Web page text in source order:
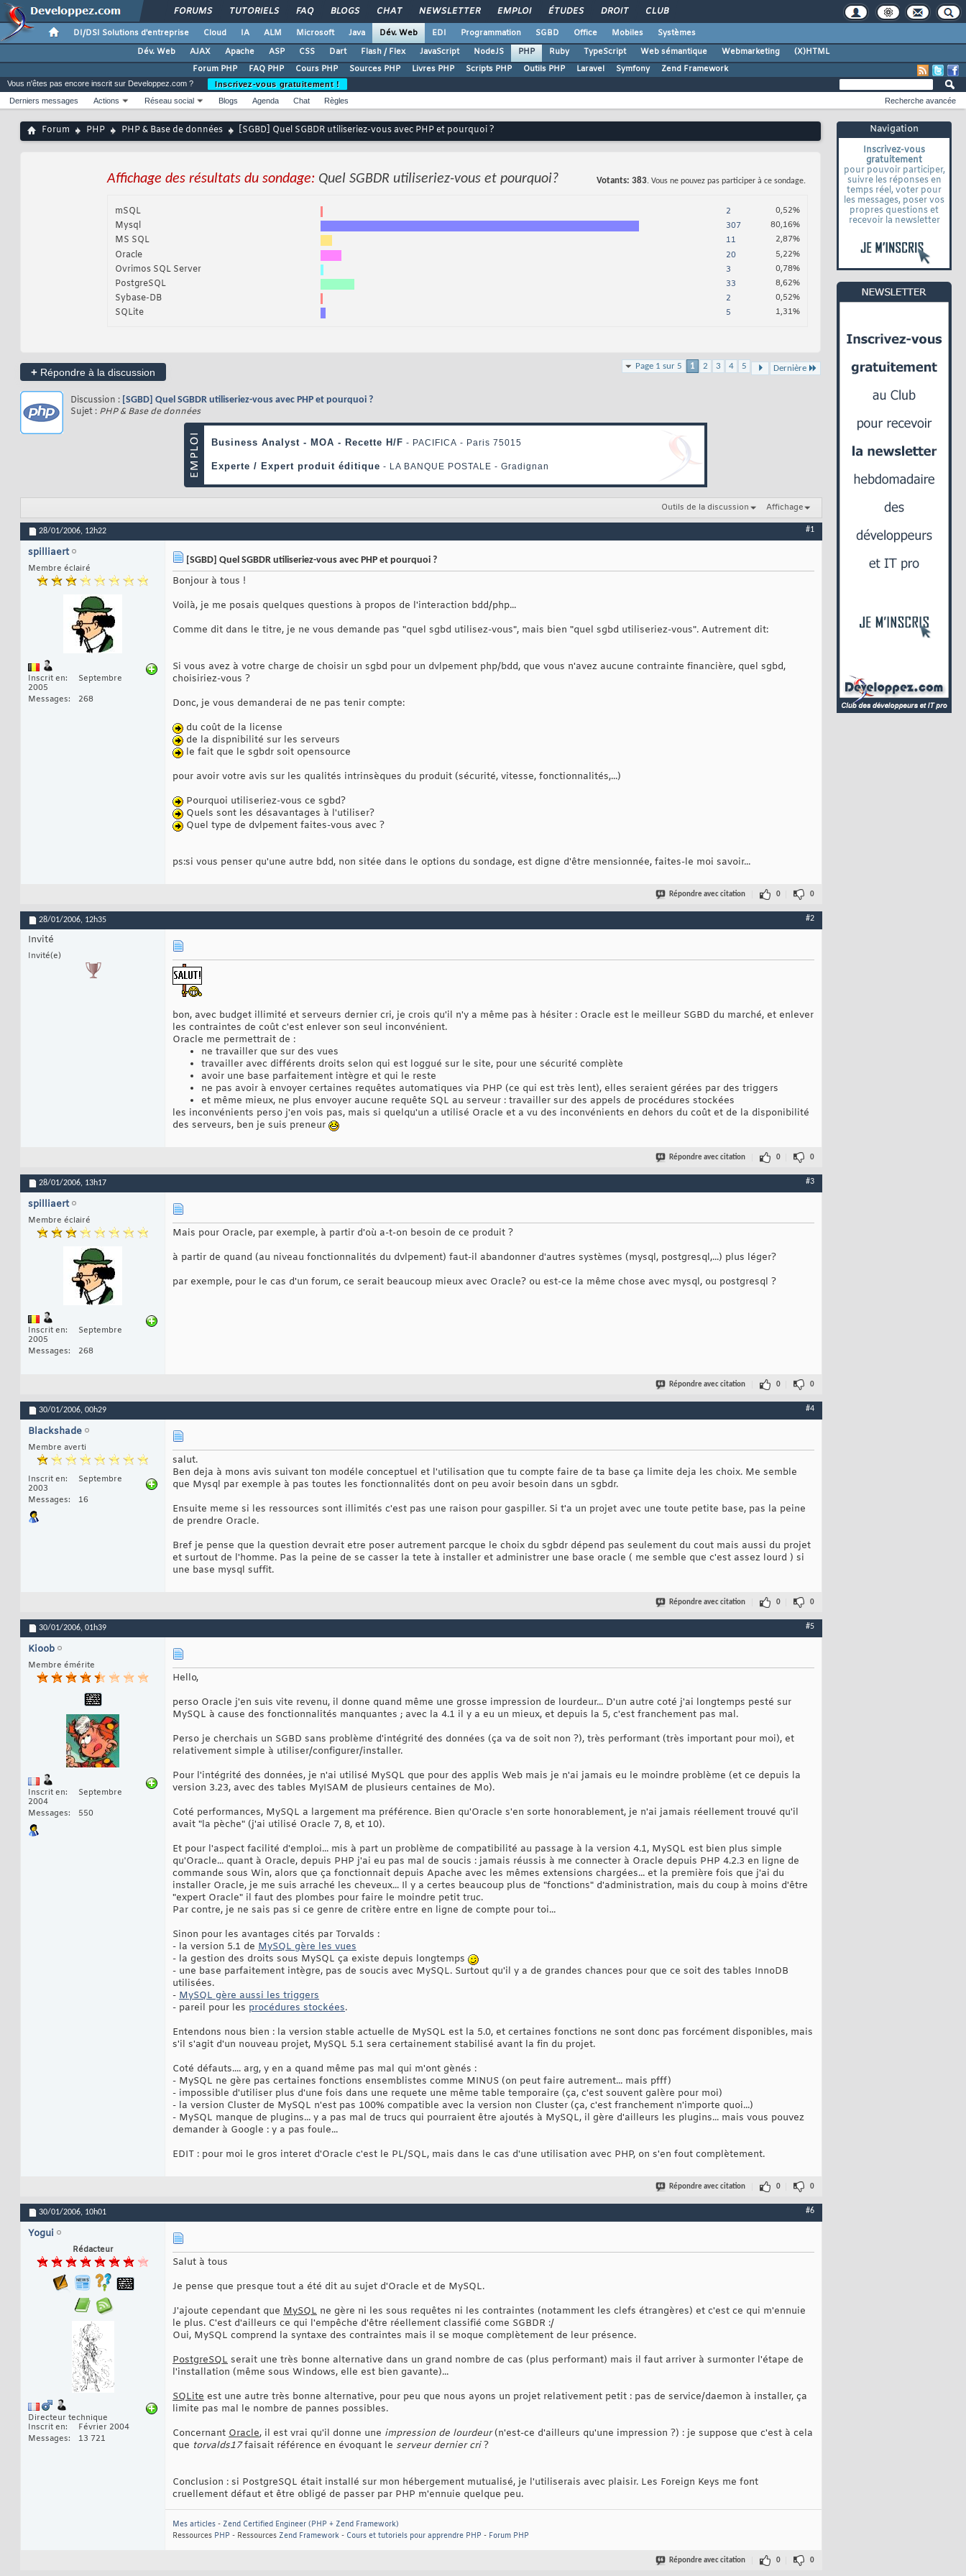
FORUMS TUTORIELS FAQ BLOGS CHAT NEWSLETTER EMPLOI ÉTUDES DROIT CLUB
DI/DSI Solutions d'entreprise Cloud IA ALM Microsoft Java Dév. Web EDI Programmation SGBD Office Mobiles
Systèmes
Dév. Web
AJAX Apache ASP CSS Dart Flash / Flex JavaScript NodeJS PHP Ruby TypeScript Web sémantique Webmarketing
(X)HTML
Forum PHP
FAQ PHP Cours PHP Sources PHP Livres PHP Scripts PHP Outils PHP Laravel Symfony Zend Framework
Navigation
Inscrivez-vous
gratuitement
pour pouvoir participer,
suivre les réponses en
temps réel, voter pour
les messages, poser vos
propres questions et
recevoir la newsletter
Vous n'êtes pas encore inscrit sur Developpez.com ?
Inscrivez-vous gratuitement !
Derniers messages
Actions Réseau social Blogs Agenda Chat Règles Recherche avancée
Forum PHP PHP & Base de données [SGBD] Quel SGBDR utiliseriez-vous avec PHP et pourquoi ?
Affichage des résultats du sondage: Quel SGBDR utiliseriez-vous et pourquoi? Votants 383. Vous ne pouvez pas participer à ce sondage.
mSQL 2 0,52%
Mysql 307 80,16%
MS SQL 11 2,87%
Oracle 20 5,22%
Ovrimos SQL Server 3 0,78%
PostgreSQL 33 8,62%
Sybase-DB 2 0,52%
SQLite 5 1,31%
+ Répondre à la discussion
Page 1 sur 5 1 2 3 4 5 Dernière
Discussion : [SGBD] Quel SGBDR utiliseriez-vous avec PHP et pourquoi ?
Sujet : PHP & Base de données
Outils de la discussion Affichage
28/01/2006, 12h22 #1
spilliaert
Membre éclairé
Inscrit en
Septembre
2005
Messages
268
[SGBD] Quel SGBDR utiliseriez-vous avec PHP et pourquoi ?
Bonjour à tous !
Voilà, je me posais quelques questions à propos de l'interaction bdd/php...
Comme dit dans le titre, je ne vous demande pas "quel sgbd utilisez-vous", mais bien "quel sgbd utiliseriez-vous". Autrement dit:
Si vous avez à votre charge de choisir un sgbd pour un dvlpement php/bdd, que vous n'avez aucune contrainte financière, quel sgbd,
choisiriez-vous ?
Donc, je vous demanderai de ne pas tenir compte:
du coût de la license
de la dispnibilité sur les serveurs
le fait que le sgbdr soit opensource
pour avoir votre avis sur les qualités intrinsèques du produit (sécurité, vitesse, fonctionnalités,...)
Pourquoi utiliseriez-vous ce sgbd?
Quels sont les désavantages à l'utiliser?
Quel type de dvlpement faites-vous avec ?
ps:si vous penser qu'une autre bdd, non sitée dans le options du sondage, est digne d'être mensionnée, faites-le moi savoir...
Répondre avec citation 0 0
28/01/2006, 12h35 #2
Invité
Invité(e)
bon, avec budget illimité et serveurs dernier cri, je crois qu'il n'y a même pas à hésiter : Oracle est le meilleur SGBD du marché, et enlever
les contraintes de coût c'est enlever son seul inconvénient.
Oracle me permettrait de :
ne travailler que sur des vues
travailler avec différents droits selon qui est loggué sur le site, pour une sécurité complète
avoir une base parfaitement intègre et qui le reste
ne pas avoir à envoyer certaines requêtes automatiques via PHP (ce qui est très lent), elles seraient gérées par des triggers
et même mieux, ne plus envoyer aucune requête SQL au serveur : travailler sur des appels de procédures stockées
les inconvénients perso j'en vois pas, mais si quelqu'un a utilisé Oracle et a vu des inconvénients en dehors du coût et de la disponibilité
des serveurs, ben je suis preneur
Répondre avec citation 0 0
28/01/2006, 13h17 #3
spilliaert
Membre éclairé
Inscrit en
Septembre
2005
Messages
268
Mais pour Oracle, par exemple, à partir d'où a-t-on besoin de ce produit ?
à partir de quand (au niveau fonctionnalités du dvlpement) faut-il abandonner d'autres systèmes (mysql, postgresql,...) plus léger?
par exemple, pour le cas d'un forum, ce serait beaucoup mieux avec Oracle? ou est-ce la même chose avec mysql, ou postgresql ?
Répondre avec citation 0 0
30/01/2006, 00h29 #4
Blackshade
Membre averti
Inscrit en
Septembre
2003
Messages
16
salut.
Ben deja à mons avis suivant ton modéle conceptuel et l'utilisation que tu compte faire de ta base ça limite deja les choix. Me semble
que Mysql par exemple à pas toutes les fonctionnalités dont on peu avoir besoin dans un sgbdr.
Ensuite meme si les ressources sont illimités c'est pas une raison pour gaspiller. Si t'a un projet avec une toute petite base, pas la peine
de prendre Oracle.
Bref je pense que la question devrait etre poser autrement parcque le choix du sgbdr dépend pas seulement du cout mais aussi du projet
et surtout de l'homme. Pas la peine de se casser la tete à installer et administrer une base oracle ( me semble que c'est assez lourd ) si
une base mysql suffit.
Répondre avec citation 0 0
30/01/2006, 01h39 #5
Kioob
Membre émérite
Inscrit en
Septembre
2004
Messages
550
Hello,
perso Oracle j'en suis vite revenu, il donne quand même une grosse impression de lourdeur... D'un autre coté j'ai longtemps pesté sur
MySQL à cause des fonctionnalités manquantes ; avec la 4.1 il y a eu un mieux, et depuis la 5, c'est franchement pas mal.
Perso je cherchais un SGBD sans problème d'intégrité des données (ça va de soit non ?), très performant (très important pour moi), et
relativement simple à utiliser/configurer/installer.
Pour l'intégrité des données, je n'ai utilisé MySQL que pour des applis Web mais je n'ai jamais eu le moindre problème (et ce depuis la
version 3.23, avec des tables MyISAM de plusieurs centaines de Mo).
Coté performances, MySQL a largement ma préférence. Bien qu'Oracle s'en sorte honorablement, je n'ai jamais réellement trouvé qu'il
avait "la pèche" (j'ai utilisé Oracle 7, 8, et 10).
Et pour l'aspect facilité d'emploi... mis à part un problème de compatibilité au passage à la version 4.1, MySQL est bien plus simple
qu'Oracle... quant à Oracle, depuis PHP j'ai eu pas mal de soucis : jamais réussis à me connecter à Oracle depuis PHP 4.2.3 en ligne de
commande sous Win, alors que ça fonctionnait depuis Apache avec les mêmes extensions chargées... et la première fois que j'ai du
installer Oracle, je me suis arraché les cheveux... Il y a certes beaucoup plus de "fonctions" d'administration, mais du coup à moins d'être
"expert Oracle" il faut des plombes pour faire le moindre petit truc.
Par contre, je ne sais pas si ce genre de critère entre en ligne de compte pour toi...
Sinon pour les avantages cités par Torvalds :
- la version 5.1 de MySQL gère les vues
- la gestion des droits sous MySQL ça existe depuis longtemps
- une base parfaitement intègre, pas de soucis avec MySQL. Surtout qu'il y a de grandes chances pour que ce soit des tables InnoDB
utilisées.
- MySQL gère aussi les triggers
- pareil pour les procédures stockées.
Entendons nous bien : la version stable actuelle de MySQL est la 5.0, et certaines fonctions ne sont donc pas forcément disponibles, mais
s'il s'agit d'un nouveau projet, MySQL 5.1 sera certainement stabilisé avant la fin du projet.
Coté défauts.... arg, y en a quand même pas mal qui m'ont gènés :
- MySQL ne gère pas certaines fonctions ensemblistes comme MINUS (on peut faire autrement... mais pfff)
- impossible d'utiliser plus d'une fois dans une requete une même table temporaire (ça, c'est souvent galère pour moi)
- la version Cluster de MySQL n'est pas 100% compatible avec la version non Cluster (ça, c'est franchement n'importe quoi...)
- MySQL manque de plugins... y a pas mal de trucs qui pourraient être ajoutés à MySQL, il gère d'ailleurs les plugins... mais vous pouvez
demander à Google : y a pas foule...
EDIT : pour moi le gros interet d'Oracle c'est le PL/SQL, mais dans le cas d'une utilisation avec PHP, on s'en fout complètement.
Répondre avec citation 0 0
30/01/2006, 10h01 #6
Yogui
Rédacteur
Directeur technique
Inscrit en
Février 2004
Messages
13 721
Salut à tous
Je pense que presque tout a été dit au sujet d'Oracle et de MySQL.
J'ajoute cependant que MySQL ne gère ni les sous requêtes ni les contraintes (notamment les clefs étrangères) et c'est ce qui m'ennuie
le plus. C'est d'ailleurs ce qui l'empêche d'être réellement classifié come SGBDR :/
Oui, MySQL comprend la syntaxe des contraintes mais il se moque complètement de leur présence.
PostgreSQL serait une très bonne alternative dans un grand nombre de cas (plus performant) mais il faut arriver à surmonter l'étape de
l'installation (même sous Windows, elle est bien gavante)...
SQLite est une autre très bonne alternative, pour peu que nous ayons un projet relativement petit : pas de service/daemon à installer, ça
limite pas mal le nombre de pannes possibles.
Concernant Oracle, il est vrai qu'il donne une impression de lourdeur(n'est-ce d'ailleurs qu'une impression ?) : je suppose que c'est à cela
que torvalds17faisait référence en évoquant le serveur dernier cri?
Conclusion : si PostgreSQL était installé sur mon hébergement mutualisé, je l'utiliserais avec plaisir. Les Foreign Keys me font
cruellement défaut et être obligé de passer par PHP m'ennuie quelque peu.
Mes articles - Zend Certified Engineer (PHP + Zend Framework)
Ressources PHP - Ressources Zend Framework - Cours et tutoriels pour apprendre PHP - Forum PHP
Répondre avec citation 0 0